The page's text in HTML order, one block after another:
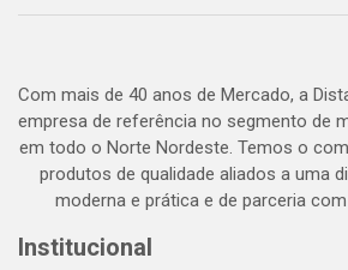
Com mais de 40 anos de Mercado, a
empresa de referência no segmento de
em todo o Norte Nordeste. Temos o
produtos de qualidade aliados a uma
moderna e prática e de parceria
Institucional